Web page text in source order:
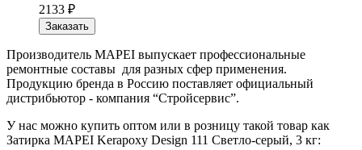
2133 ₽
Заказать
Производитель MAPEI выпускает профессиональные
ремонтные составы для разных сфер применения.
Продукцию бренда в Россию поставляет официальный
дистрибьютор - компания “Стройсервис”.
У нас можно купить оптом или в розницу такой товар как
Затирка MAPEI Kerapoxy Design 111 Светло-серый, 3 кг: